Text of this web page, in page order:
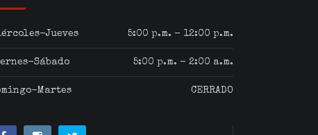
Jueves 5:00 p.m. - 12:00 p.m.
Sábado 5:00 p.m. - 2:00 a.m.
Martes CERRADO